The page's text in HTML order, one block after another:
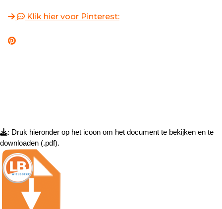
Klik hier voor Pinterest:
: Druk hieronder op het icoon om het document te bekijken en te
downloaden (.pdf).